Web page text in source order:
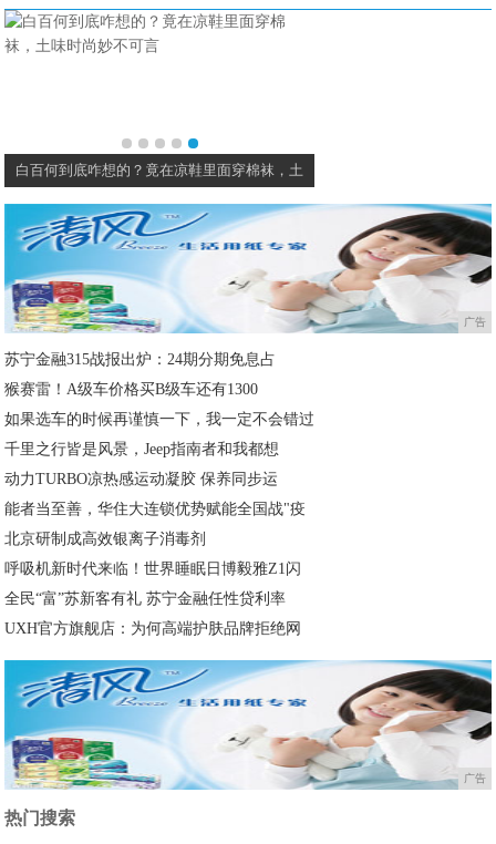
白百何到底咋想的？竟在凉鞋里面穿棉袜，土
广告
苏宁金融315战报出炉：24期分期免息占
​猴赛雷！A级车价格买B级车还有1300
如果选车的时候再谨慎一下，我一定不会错过
千里之行皆是风景，Jeep指南者和我都想
动力TURBO凉热感运动凝胶 保养同步运
能者当至善，华住大连锁优势赋能全国战"疫
北京研制成高效银离子消毒剂
呼吸机新时代来临！世界睡眠日博毅雅Z1闪
全民“富”苏新客有礼 苏宁金融任性贷利率
UXH官方旗舰店：为何高端护肤品牌拒绝网
广告
热门搜索